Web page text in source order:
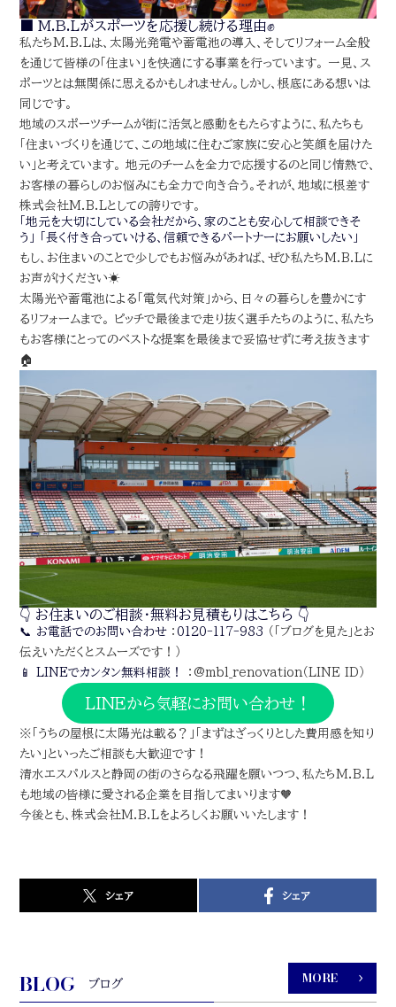
■M.B.Lがスポーツを応援し続ける理由✊
私たちM.B.Lは、太陽光発電や蓄電池の導入、そしてリフォーム全般
を通じて皆様の「住まい」を快適にする事業を行っています。 一見、ス
ポーツとは無関係に思えるかもしれません。しかし、根底にある想いは
同じです。
地域のスポーツチームが街に活気と感動をもたらすように、私たちも
「住まいづくりを通じて、この地域に住むご家族に安心と笑顔を届けた
い」と考えています。 地元のチームを全力で応援するのと同じ情熱で、
お客様の暮らしのお悩みにも全力で向き合う。それが、地域に根差す
株式会社M.B.Lとしての誇りです。
「地元を大切にしている会社だから、家のことも安心して相談できそ
う」
「長く付き合っていける、信頼できるパートナーにお願いしたい」
もし、お住まいのことで少しでもお悩みがあれば、ぜひ私たちM.B.Lに
お声がけください☀️
太陽光や蓄電池による「電気代対策」から、日々の暮らしを豊かにす
るリフォームまで。 ピッチで最後まで走り抜く選手たちのように、私たち
もお客様にとってのベストな提案を最後まで妥協せずに考え抜きます
🏠
👇 お住まいのご相談・無料お見積もりはこちら 👇
📞 お電話でのお問い合わせ：0120-117-983 （「ブログを見た」とお
伝えいただくとスムーズです！）
📱 LINEでカンタン無料相談！
：@mbl_renovation（LINE ID）
LINEから気軽にお問い合わせ！
※「うちの屋根に太陽光は載る？」「まずはざっくりとした費用感を知り
たい」といったご相談も大歓迎です！
清水エスパルスと静岡の街のさらなる飛躍を願いつつ、私たちM.B.L
も地域の皆様に愛される企業を目指してまいります🧡
今後とも、株式会社M.B.Lをよろしくお願いいたします！
シェア シェア
BLOG ブログ MORE